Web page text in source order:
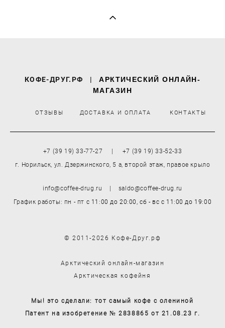
КОФЕ-ДРУГ.РФ |
АРКТИЧЕСКИЙ ОНЛАЙН-
МАГАЗИН
ОТЗЫВЫ ДОСТАВКА И ОПЛАТА КОНТАКТЫ
+7 (39 19) 33-77-27 | +7 (39 19) 33-52-33
г. Норильск, ул. Дзержинского, 5 а, второй этаж, правое крыло
info@coffee-drug.ru | saldo@coffee-drug.ru
График работы: пн - пт с 11:00 до 20:00,сб - вс с 11:00 до 19:00
© 2011-2026 Кофе-Друг.рф
Арктический онлайн-магазин
Арктическая кофейня
Мы! это сделали: тот самый кофе с олениной
Патент на изобретение № 2838865 от 21.08.23 г.